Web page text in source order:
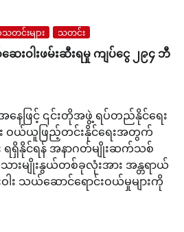
တင်းများ သတင်း
းဝါးဖမ်းဆီးရမှု ကျပ်ငွေ ၂၉၄ ဘီ
နေဖြင့် ၎င်းတိုအဖွဲ့ ရပ်တည်နိုင်ရေး
ဝယ်ယူဖြည့်တင်းနိုင်ရေးအတွက်
ရရှိနိုင်ရန် အနာဂတ်မျိုးဆက်သစ်
ားမျိုးနွယ်တစ်ခုလုံးအား အန္တရာယ်
း သယ်ဆောင်ရောင်းဝယ်မှုများကို